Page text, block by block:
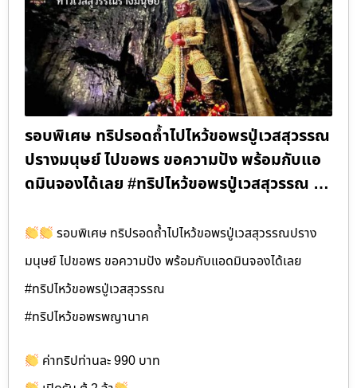
รอบพิเศษ ทริปรอดถ้ำไปไหว้ขอพรปู่เวสสุวรรณ
ปรางมนุษย์ ไปขอพร ขอความปัง พร้อมกับแอ
ดมินจองได้เลย #ทริปไหว้ขอพรปู่เวสสุวรรณ …
รอบพิเศษ ทริปรอดถ้ำไปไหว้ขอพรปู่เวสสุวรรณปราง
มนุษย์ ไปขอพร ขอความปัง พร้อมกับแอดมินจองได้เลย
#ทริปไหว้ขอพรปู่เวสสุวรรณ
#ทริปไหว้ขอพรพญานาค
ค่าทริปท่านละ 990 บาท